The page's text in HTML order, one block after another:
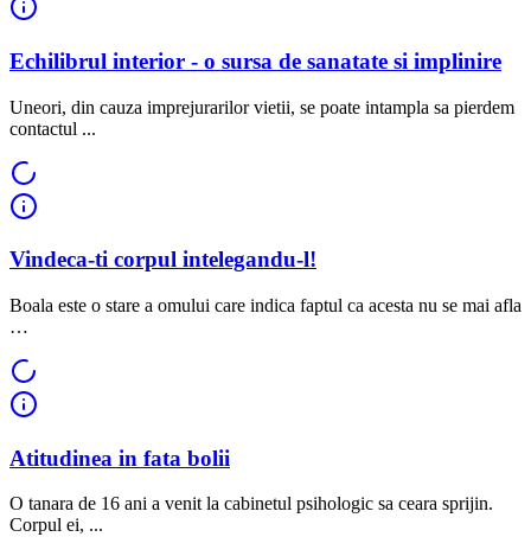
Echilibrul interior - o sursa de sanatate si implinire
Uneori, din cauza imprejurarilor vietii, se poate intampla sa pierdem
contactul ...
Vindeca-ti corpul intelegandu-l!
Boala este o stare a omului care indica faptul ca acesta nu se mai afla
…
Atitudinea in fata bolii
O tanara de 16 ani a venit la cabinetul psihologic sa ceara sprijin.
Corpul ei, ...